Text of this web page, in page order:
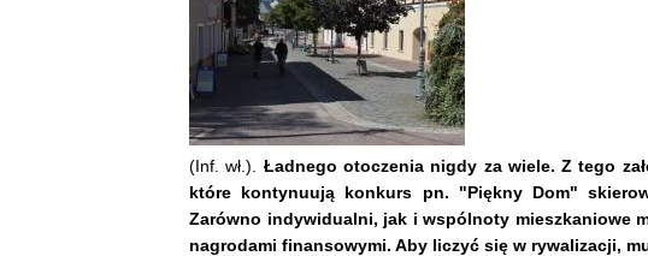
(Inf. wł.).
Ładnego otoczenia nigdy za wiele. Z tego
które kontynuują konkurs pn. "Piękny Dom"
Zarówno indywidualni, jak i wspólnoty mieszkaniowe
nagrodami finansowymi. Aby liczyć się w rywalizacji,